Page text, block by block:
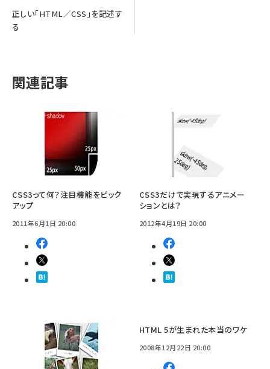
正しい「HTML／CSS」を記述す
る
関連記事
CSS3って何？注目機能をピック
アップ
2011年6月1日 20:00
CSS3だけで実現するアニメー
ションとは？
2012年4月19日 20:00
HTML 5が生まれた本当のワケ
2008年12月22日 20:00